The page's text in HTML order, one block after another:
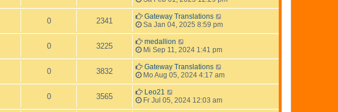
0 2341
Gateway Translations
Sa Jan 04, 2025 8:59 pm
0 3225
medallion
Mi Sep 11, 2024 1:41 pm
0 3832
Gateway Translations
Mo Aug 05, 2024 4:17 am
0 3565
Leo21
Fr Jul 05, 2024 12:03 am